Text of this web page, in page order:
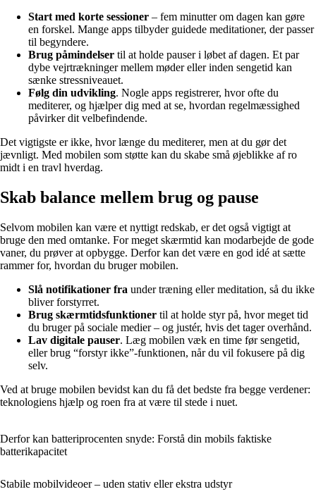
Start med korte sessioner – fem minutter om dagen kan gøre
en forskel. Mange apps tilbyder guidede meditationer, der passer
til begyndere.
Brug påmindelser til at holde pauser i løbet af dagen. Et par
dybe vejrtrækninger mellem møder eller inden sengetid kan
sænke stressniveauet.
Følg din udvikling. Nogle apps registrerer, hvor ofte du
mediterer, og hjælper dig med at se, hvordan regelmæssighed
påvirker dit velbefindende.
Det vigtigste er ikke, hvor længe du mediterer, men at du gør det
jævnligt. Med mobilen som støtte kan du skabe små øjeblikke af ro
midt i en travl hverdag.
Skab balance mellem brug og pause
Selvom mobilen kan være et nyttigt redskab, er det også vigtigt at
bruge den med omtanke. For meget skærmtid kan modarbejde de gode
vaner, du prøver at opbygge. Derfor kan det være en god idé at sætte
rammer for, hvordan du bruger mobilen.
Slå notifikationer fra under træning eller meditation, så du ikke
bliver forstyrret.
Brug skærmtidsfunktioner til at holde styr på, hvor meget tid
du bruger på sociale medier – og justér, hvis det tager overhånd.
Lav digitale pauser. Læg mobilen væk en time før sengetid,
eller brug “forstyr ikke”-funktionen, når du vil fokusere på dig
selv.
Ved at bruge mobilen bevidst kan du få det bedste fra begge verdener:
teknologiens hjælp og roen fra at være til stede i nuet.
Derfor kan batteriprocenten snyde: Forstå din mobils faktiske
batterikapacitet
Stabile mobilvideoer – uden stativ eller ekstra udstyr